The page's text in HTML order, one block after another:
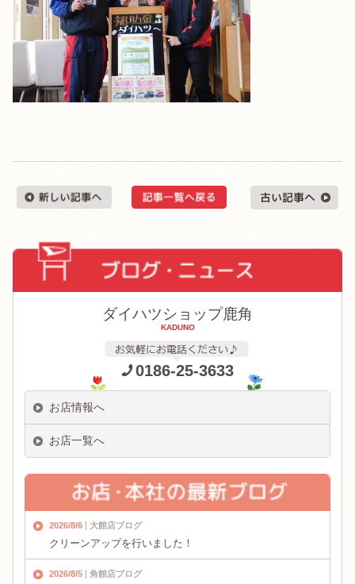
ダイハツショップ鹿角
KADUNO
0186-25-3633
お店情報へ
お店一覧へ
2026/8/6 大館店ブログ
クリーンアップを行いました！
2026/8/5 角館店ブログ